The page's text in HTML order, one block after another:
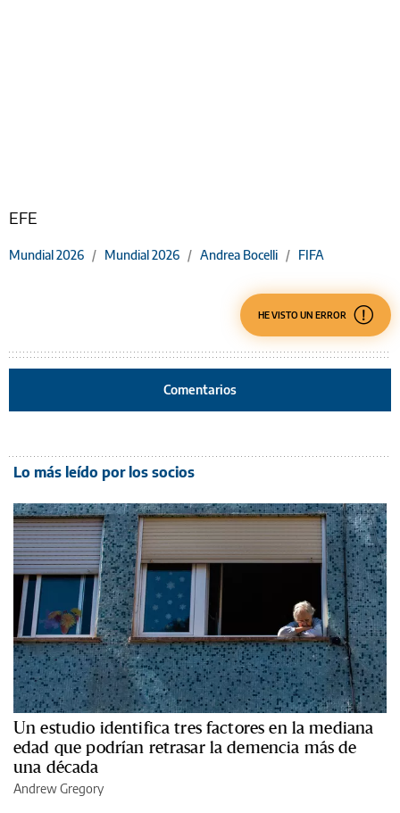
EFE
Mundial 2026 / Mundial 2026 / Andrea Bocelli / FIFA
HE VISTO UN ERROR
Comentarios
Lo más leído por los socios
Un estudio identifica tres factores en la mediana
edad que podrían retrasar la demencia más de
una década
Andrew Gregory